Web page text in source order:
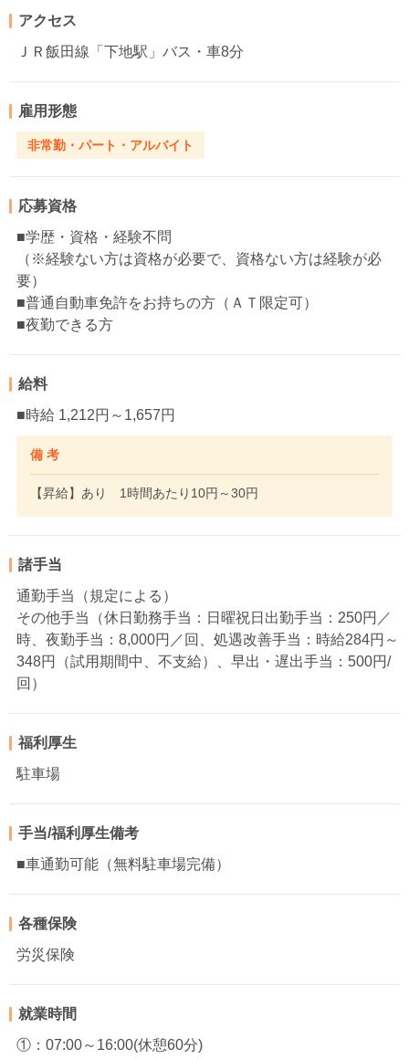
アクセス
ＪＲ飯田線「下地駅」バス・車8分
雇用形態
非常勤・パート・アルバイト
応募資格
■学歴・資格・経験不問
（※経験ない方は資格が必要で、資格ない方は経験が必
要）
■普通自動車免許をお持ちの方（ＡＴ限定可）
■夜勤できる方
給料
■時給 1,212円～1,657円
備 考
【昇給】あり 1時間あたり10円～30円
諸手当
通勤手当（規定による）
その他手当（休日勤務手当：日曜祝日出勤手当：250円／
時、夜勤手当：8,000円／回、処遇改善手当：時給284円～
348円（試用期間中、不支給）、早出・遅出手当：500円/
回）
福利厚生
駐車場
手当/福利厚生備考
■車通勤可能（無料駐車場完備）
各種保険
労災保険
就業時間
①：07:00～16:00(休憩60分)